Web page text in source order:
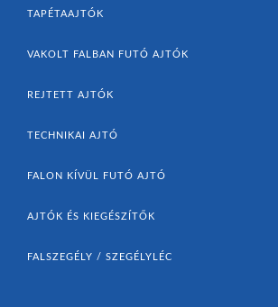
TAPÉTAAJTÓK
VAKOLT FALBAN FUTÓ AJTÓK
REJTETT AJTÓK
TECHNIKAI AJTÓ
FALON KÍVÜL FUTÓ AJTÓ
AJTÓK ÉS KIEGÉSZÍTŐK
FALSZEGÉLY / SZEGÉLYLÉC